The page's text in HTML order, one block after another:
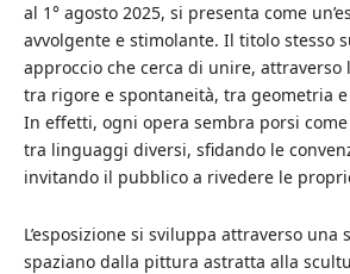
al 1° agosto 2025, si presenta come
avvolgente e stimolante. Il titolo stesso
approccio che cerca di unire, attraverso
tra rigore e spontaneità, tra geometria
In effetti, ogni opera sembra porsi
tra linguaggi diversi, sfidando le
invitando il pubblico a rivedere le
L’esposizione si sviluppa attraverso una
spaziano dalla pittura astratta alla